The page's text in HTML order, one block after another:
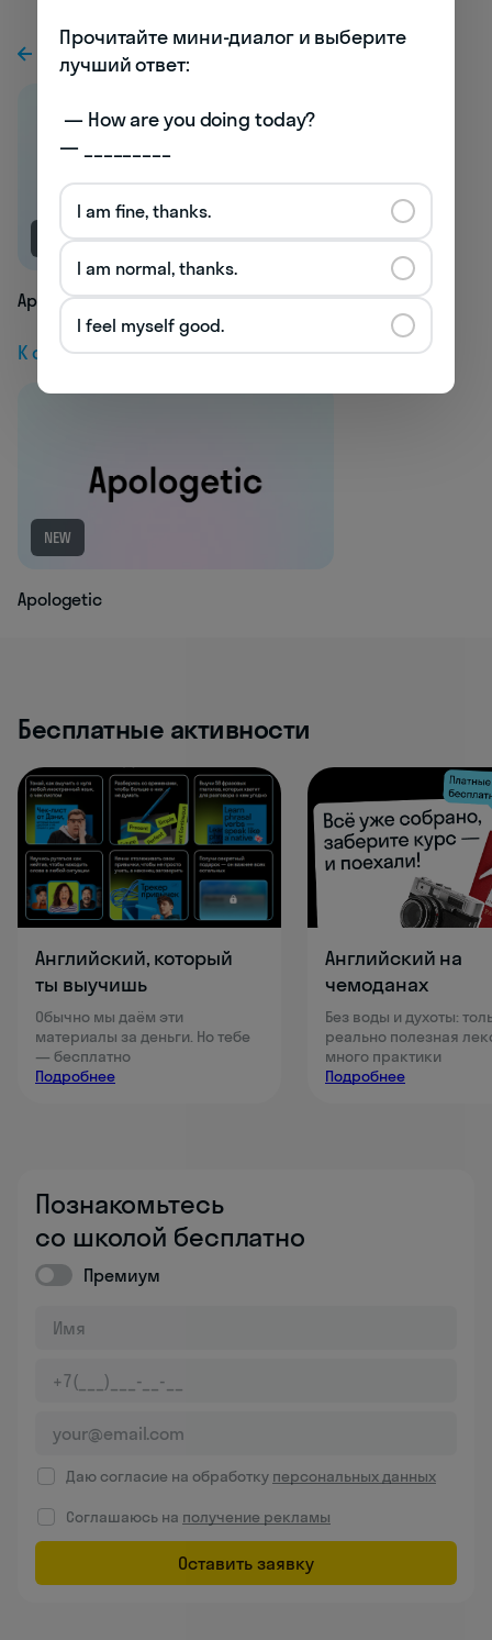
К предыдущей статье
NEW
Aplomb
К следующей статье
NEW
Apologetic
Бесплатные активности
Английский, который
ты выучишь
Обычно мы даём эти
материалы за деньги. Но тебе
— бесплатно
Подробнее
Английский на
чемоданах
Без воды и духоты:
реально полезная
много практики
Подробнее
Познакомьтесь
со школой бесплатно
Премиум
Даю согласие на обработку персональных данных
Соглашаюсь на получение рекламы
Оставить заявку
Прочитайте мини-диалог и выберите
лучший ответ:
— _________
I am fine, thanks.
I am normal, thanks.
I feel myself good.